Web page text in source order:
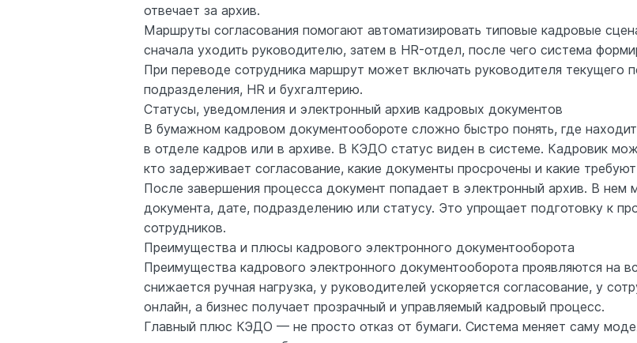
отвечает за архив.
Маршруты согласования помогают автоматизировать типовые кадровые
сначала уходить руководителю, затем в HR-отдел, после чего система
При переводе сотрудника маршрут может включать руководителя текущего
подразделения, HR и бухгалтерию.
Статусы, уведомления и электронный архив кадровых документов
В бумажном кадровом документообороте сложно быстро понять, где
в отделе кадров или в архиве. В КЭДО статус виден в системе. Кадровик
кто задерживает согласование, какие документы просрочены и какие
После завершения процесса документ попадает в электронный архив. В нем
документа, дате, подразделению или статусу. Это упрощает подготовку к
сотрудников.
Преимущества и плюсы кадрового электронного документооборота
Преимущества кадрового электронного документооборота проявляются на
снижается ручная нагрузка, у руководителей ускоряется согласование, у
онлайн, а бизнес получает прозрачный и управляемый кадровый процесс.
Главный плюс КЭДО — не просто отказ от бумаги. Система меняет саму